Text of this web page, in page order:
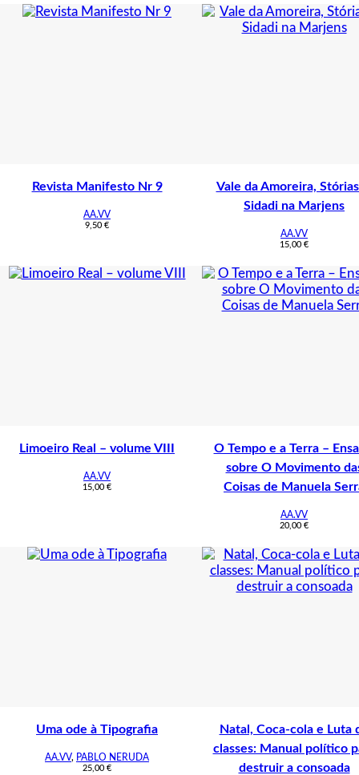
Revista Manifesto Nr 9
AA.VV
9,50 €
Vale da Amoreira,
Sidadi na Marjens
AA.VV
15,00 €
Limoeiro Real – volume VIII
AA.VV
15,00 €
O Tempo e a Terra –
sobre O Movimento
Coisas de Manuela
AA.VV
20,00 €
Uma ode à Tipografia
AA.VV, PABLO NERUDA
25,00 €
Natal, Coca-cola e Luta
classes: Manual político
destruir a consoada